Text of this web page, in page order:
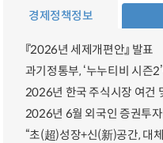
경제정책정보
『2026년 세제개편안』 발표
2026년 한국 주식시장 여건
2026년 6월 외국인 증권투